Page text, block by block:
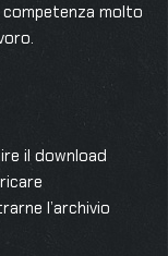
molto
il download
l’archivio